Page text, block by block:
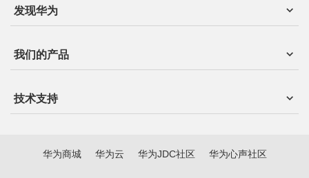
发现华为
我们的产品
技术支持
华为商城 华为云 华为JDC社区 华为心声社区